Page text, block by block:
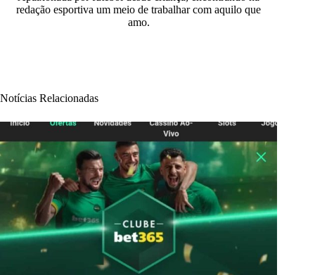
redação esportiva um meio de trabalhar com aquilo que
amo.
Notícias Relacionadas